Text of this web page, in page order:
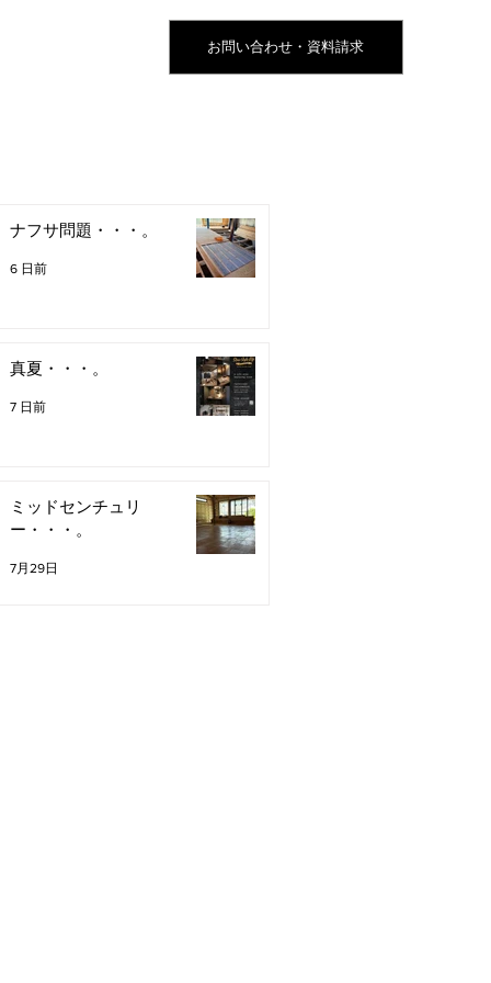
お問い合わせ・資料請求
ナフサ問題・・・。
6 日前
真夏・・・。
7 日前
ミッドセンチュリ
ー・・・。
7月29日